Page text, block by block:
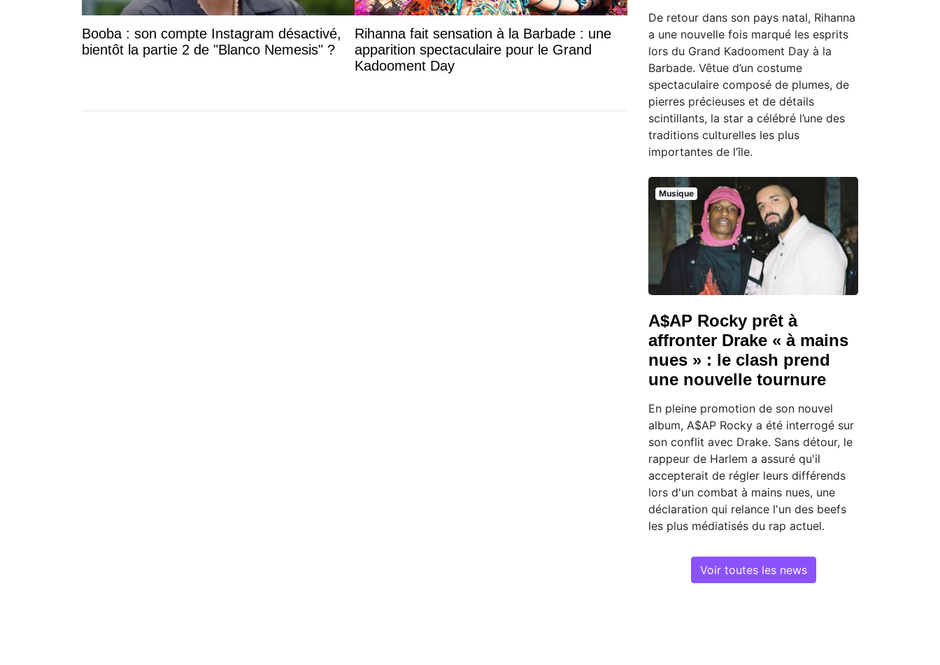
Booba : son compte Instagram désactivé,
bientôt la partie 2 de "Blanco Nemesis" ?
Rihanna fait sensation à la Barbade : une
apparition spectaculaire pour le Grand
Kadooment Day
De retour dans son pays natal, Rihanna
a une nouvelle fois marqué les esprits
lors du Grand Kadooment Day à la
Barbade. Vêtue d’un costume
spectaculaire composé de plumes, de
pierres précieuses et de détails
scintillants, la star a célébré l’une des
traditions culturelles les plus
importantes de l’île.
Musique
A$AP Rocky prêt à
affronter Drake « à mains
nues » : le clash prend
une nouvelle tournure
En pleine promotion de son nouvel
album, A$AP Rocky a été interrogé sur
son conflit avec Drake. Sans détour, le
rappeur de Harlem a assuré qu'il
accepterait de régler leurs différends
lors d'un combat à mains nues, une
déclaration qui relance l'un des beefs
les plus médiatisés du rap actuel.
Voir toutes les news